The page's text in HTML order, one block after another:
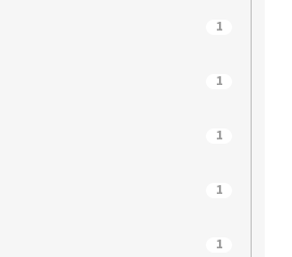
2
4
6
22
3
1
1
1
1
1